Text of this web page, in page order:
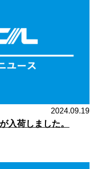
2024.09.19
入荷しました。